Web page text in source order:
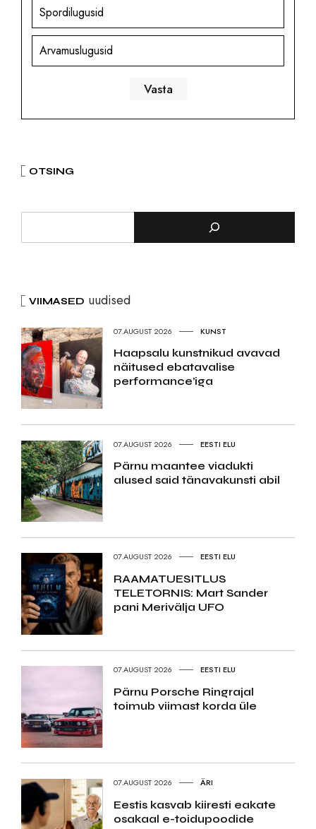
Spordilugusid
Arvamuslugusid
OTSING
VIIMASED uudised
07.AUGUST 2026 KUNST
Haapsalu kunstnikud avavad
näitused ebatavalise
performance’iga
07.AUGUST 2026 EESTI ELU
Pärnu maantee viadukti
alused said tänavakunsti abil
07.AUGUST 2026 EESTI ELU
RAAMATUESITLUS
TELETORNIS: Mart Sander
pani Merivälja UFO
07.AUGUST 2026 EESTI ELU
Pärnu Porsche Ringrajal
toimub viimast korda üle
07.AUGUST 2026 ÄRI
Eestis kasvab kiiresti eakate
osakaal e-toidupoodide